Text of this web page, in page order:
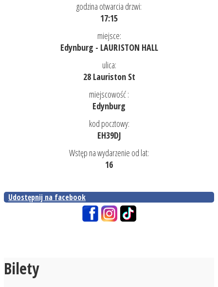
godzina otwarcia drzwi:
17:15
miejsce:
Edynburg - LAURISTON HALL
ulica:
28 Lauriston St
miejscowość :
Edynburg
kod pocztowy:
EH39DJ
Wstęp na wydarzenie od lat:
16
Udostępnij na facebook
Bilety